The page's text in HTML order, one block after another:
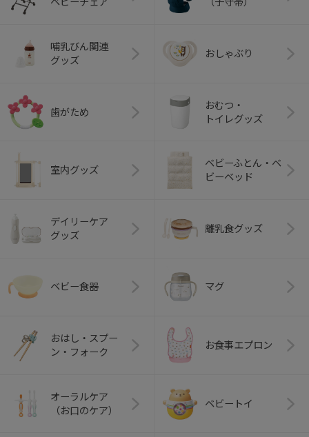
哺乳びん関連
グッズ
おしゃぶり
歯がため
おむつ・
トイレグッズ
室内グッズ
ベビーふとん・ベ
ビーベッド
デイリーケア
グッズ
離乳食グッズ
ベビー食器 マグ
おはし・スプー
ン・フォーク
お食事エプロン
オーラルケア
（お口のケア）
ベビートイ